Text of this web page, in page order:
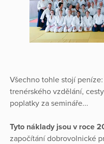
Všechno tohle stojí
trenérského vzdělání,
poplatky za semináře...
Tyto náklady jsou v roce
započítání dobrovolnické